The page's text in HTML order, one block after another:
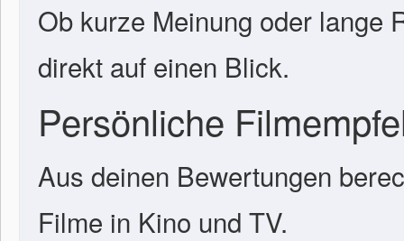
Ob kurze Meinung oder lange
direkt auf einen Blick.
Persönliche
Aus deinen Bewertungen
Filme in Kino und TV.